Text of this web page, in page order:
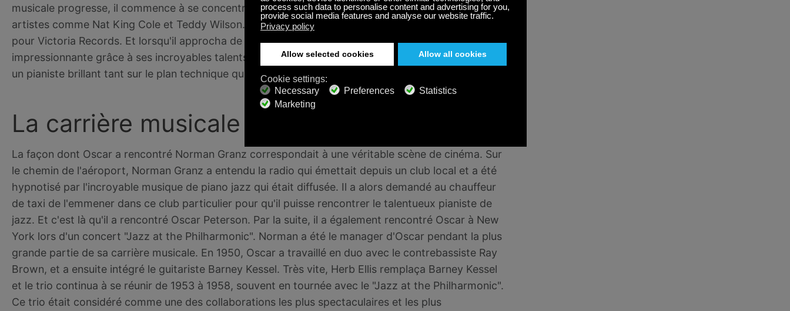
musicale progresse, il commence à se concentrer sur le boogie-woogie et le swing, inspiré par des
artistes comme Nat King Cole et Teddy Wilson. De 1945 à 1949, Oscar travaille en trio et enregistre
pour Victoria Records. Et lorsqu'il approcha de la vingtaine, Oscar avait acquis une image
impressionnante grâce à ses incroyables talents musicaux et était régulièrement considéré comme
un pianiste brillant tant sur le plan technique que mélodique.
La carrière musicale d'Oscar Peterson
La façon dont Oscar a rencontré Norman Granz correspondait à une véritable scène de cinéma. Sur
le chemin de l'aéroport, Norman Granz a entendu la radio qui émettait depuis un club local et a été
hypnotisé par l'incroyable musique de piano jazz qui était diffusée. Il a alors demandé au chauffeur
de taxi de l'emmener dans ce club particulier pour qu'il puisse rencontrer le talentueux pianiste de
jazz. Et c'est là qu'il a rencontré Oscar Peterson. Par la suite, il a également rencontré Oscar à New
York lors d'un concert "Jazz at the Philharmonic". Norman a été le manager d'Oscar pendant la plus
grande partie de sa carrière musicale. En 1950, Oscar a travaillé en duo avec le contrebassiste Ray
Brown, et a ensuite intégré le guitariste Barney Kessel. Très vite, Herb Ellis remplaça Barney Kessel
et le trio continua à se réunir de 1953 à 1958, souvent en tournée avec le "Jazz at the Philharmonic".
Ce trio était considéré comme une des collaborations les plus spectaculaires et les plus